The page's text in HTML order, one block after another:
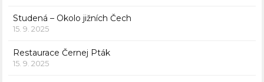
Studená – Okolo jižních Čech
15. 9. 2025
Restaurace Černej Pták
15. 9. 2025